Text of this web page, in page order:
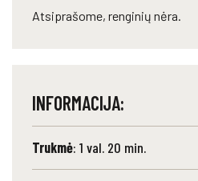
Atsiprašome, renginių nėra.
INFORMACIJA:
Trukmė: 1 val. 20 min.